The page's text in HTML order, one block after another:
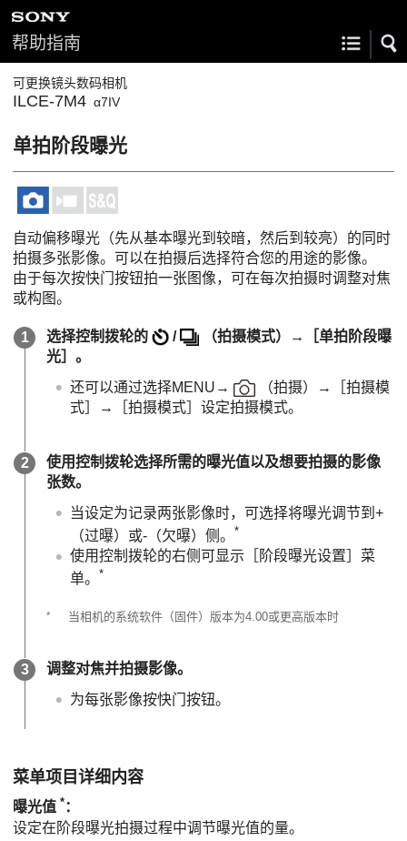
帮助指南
可更换镜头数码相机
ILCE-7M4 α7IV
单拍阶段曝光
自动偏移曝光（先从基本曝光到较暗，然后到较亮）的同时
拍摄多张影像。可以在拍摄后选择符合您的用途的影像。
由于每次按快门按钮拍一张图像，可在每次拍摄时调整对焦
或构图。
选择控制拨轮的 / （拍摄模式）→
［单拍阶段曝
光］ 。
还可以通过选择MENU → （拍摄）→
［拍摄模
式］
→ ［拍摄模式］ 设定拍摄模式。
使用控制拨轮选择所需的曝光值以及想要拍摄的影像
张数。
当设定为记录两张影像时，可选择将曝光调节到+
（过曝）或-（欠曝）侧。 *
使用控制拨轮的右侧可显示 ［阶段曝光设置］ 菜
单。 *
* 当相机的系统软件（固件）版本为4.00或更高版本时
调整对焦并拍摄影像。
为每张影像按快门按钮。
菜单项目详细内容
曝光值 *：
设定在阶段曝光拍摄过程中调节曝光值的量。